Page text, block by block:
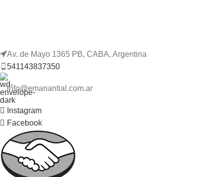
Av. de Mayo 1365 PB, CABA, Argentina
541143837350
info@emanantial.com.ar
Instagram
Facebook